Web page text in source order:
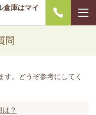
倉庫はマイ
問
す。どうぞ参考にしてく
？